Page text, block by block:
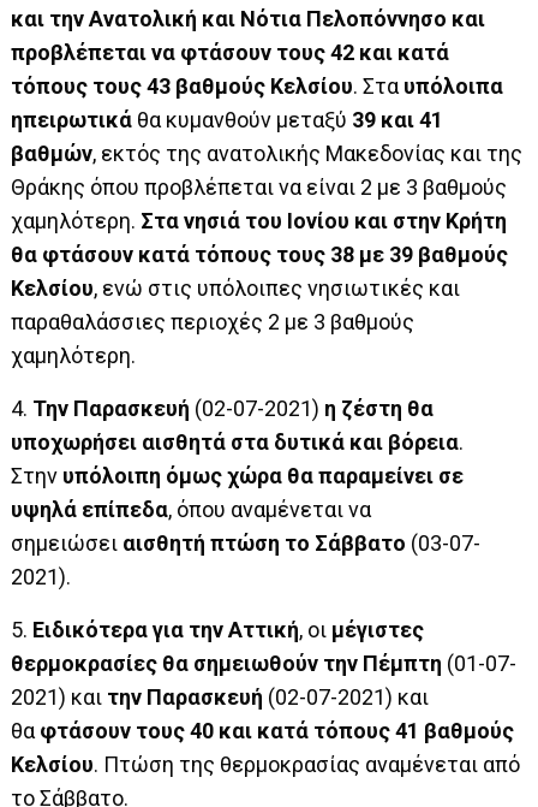
και την Ανατολική και Νότια Πελοπόννησο και
προβλέπεται να φτάσουν τους 42 και κατά
τόπους τους 43 βαθμούς Κελσίου. Σταυπόλοιπα
ηπειρωτικά θα κυμανθούν μεταξύ 39 και 41
βαθμών, εκτός της ανατολικής Μακεδονίας και της
Θράκης όπου προβλέπεται να είναι 2 με 3 βαθμούς
χαμηλότερη. Στα νησιά του Ιονίου και στην Κρήτη
θα φτάσουν κατά τόπους τους 38 με 39 βαθμούς
Κελσίου, ενώ στις υπόλοιπες νησιωτικές και
παραθαλάσσιες περιοχές 2 με 3 βαθμούς
χαμηλότερη.
4. Την Παρασκευή (02-07-2021) η ζέστη θα
υποχωρήσει αισθητά στα δυτικά και βόρεια.
Στην υπόλοιπη όμως χώρα θα παραμείνει σε
υψηλά επίπεδα, όπου αναμένεται να
σημειώσει αισθητή πτώση το Σάββατο (03-07-
2021).
5. Ειδικότερα για την Αττική, οι μέγιστες
θερμοκρασίες θα σημειωθούν την Πέμπτη (01-07-
2021) και την Παρασκευή (02-07-2021) και
θαφτάσουν τους 40 και κατά τόπους 41 βαθμούς
Κελσίου. Πτώση της θερμοκρασίας αναμένεται από
το Σάββατο.